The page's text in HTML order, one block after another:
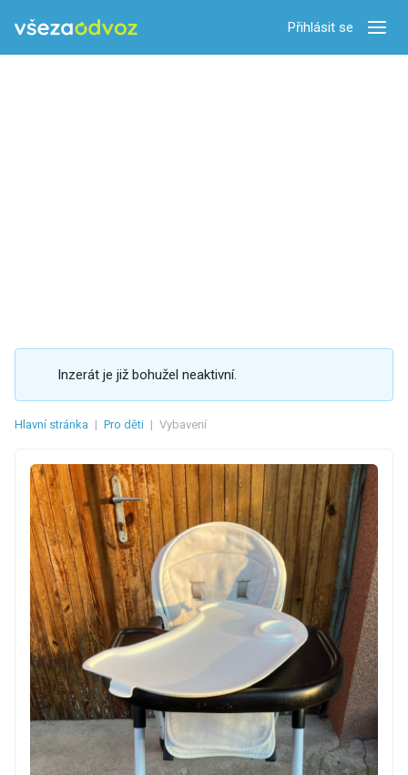
Přihlásit se
Inzerát je již bohužel neaktivní.
Hlavní stránka | Pro děti | Vybavení